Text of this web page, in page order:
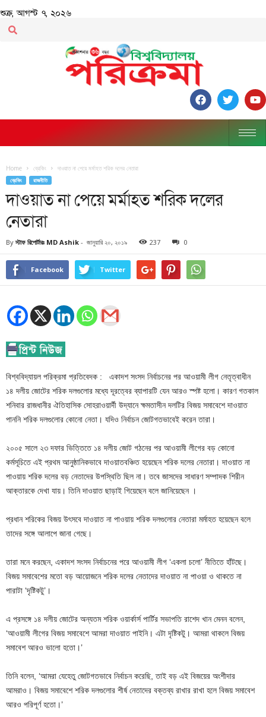
শুক্র, আগস্ট ৭, ২০২৬
Home ব্রেকিং দাওয়াত না পেয়ে মর্মাহত শরিক দলের নেতারা
ব্রেকিং রাজনীতি
দাওয়াত না পেয়ে মর্মাহত শরিক দলের
নেতারা
By স্টাফ রিপোর্টারঃ MD Ashik - জানুয়ারি ২০, ২০১৯ 237 0
Facebook Twitter
বিশ্ববিদ্যায়ল পরিক্রমা প্রতিবেদক : একাদশ সংসদ নির্বাচনের পর আওয়ামী লীগ নেতৃত্বাধীন
১৪ দলীয় জোটের শরিক দলগুলোর মধ্যে দূরত্বের ব্যাপারটি যেন আরও স্পষ্ট হলো। কারণ গতকাল
শনিবার রাজধানীর ঐতিহাসিক সোহরাওয়ার্দী উদ্যানে ক্ষমতাসীন দলটির বিজয় সমাবেশে দাওয়াত
পাননি শরিক দলগুলোর কোনো নেতা। যদিও নির্বাচন জোটগতভাবেই করেন তারা।
২০০৫ সালে ২৩ দফার ভিত্তিতে ১৪ দলীয় জোট গঠনের পর আওয়ামী লীগের বড় কোনো
কর্মসূচিতে এই প্রথম আনুষ্ঠানিকভাবে দাওয়াতবঞ্চিত হয়েছেন শরিক দলের নেতারা। দাওয়াত না
পাওয়ায় শরিক দলের বড় নেতাদের উপস্থিতি ছিল না। তবে জাসদের সাধারণ সম্পাদক শিরীন
আক্তারকে দেখা যায়। তিনি দাওয়াত ছাড়াই গিয়েছেন বলে জানিয়েছেন ।
প্রধান শরিকের বিজয় উৎসবে দাওয়াত না পাওয়ায় শরিক দলগুলোর নেতারা মর্মাহত হয়েছেন বলে
তাদের সঙ্গে আলাপে জানা গেছে।
তারা মনে করছেন, একাদশ সংসদ নির্বাচনের পরে আওয়ামী লীগ ‘একলা চলো’ নীতিতে হাঁটছে।
বিজয় সমাবেশের মতো বড় আয়োজনে শরিক দলের নেতাদের দাওয়াত না পাওয়া ও থাকতে না
পারাটা ‘দৃষ্টিকটু’।
এ প্রসঙ্গে ১৪ দলীয় জোটের অন্যতম শরিক ওয়ার্কার্স পার্টির সভাপতি রাশেদ খান মেনন বলেন,
‘আওয়ামী লীগের বিজয় সমাবেশে আমরা দাওয়াত পাইনি। এটা দৃষ্টিকটু। আমরা থাকলে বিজয়
সমাবেশ আরও ভালো হতো।’
তিনি বলেন, ‘আমরা যেহেতু জোটগতভাবে নির্বাচন করেছি, তাই বড় এই বিজয়ের অংশীদার
আমরাও। বিজয় সমাবেশে শরিক দলগুলোর শীর্ষ নেতাদের বক্তব্য রাখার রাখা হলে বিজয় সমাবেশ
আরও পরিপূর্ণ হতো।’